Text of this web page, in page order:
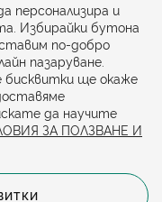
персонализира и
Избирайки бутона
по-добро
пазаруване.
бисквитки ще окаже
да научите
ЗА ПОЛЗВАНЕ И